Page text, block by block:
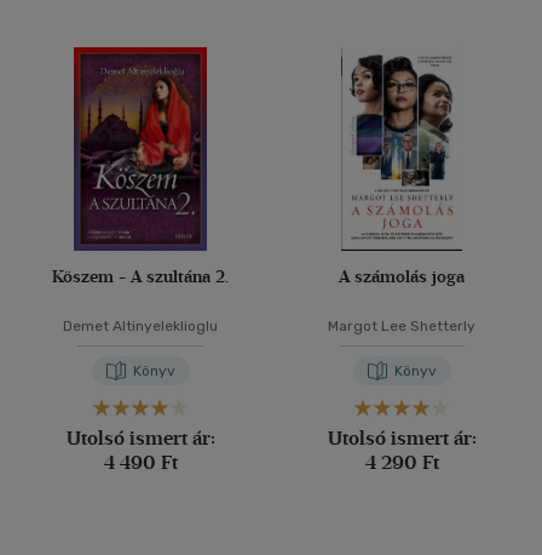
Köszem - A szultána 2.
Demet Altinyeleklioglu
Könyv
Utolsó ismert ár:
4 490 Ft
A számolás joga
Margot Lee Shetterly
Könyv
Utolsó ismert ár:
4 290 Ft